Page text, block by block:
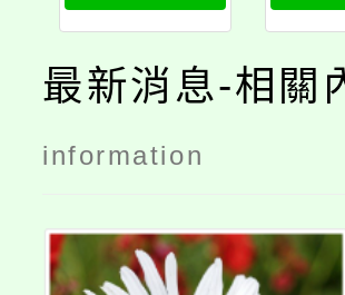
最新消息-相關
information